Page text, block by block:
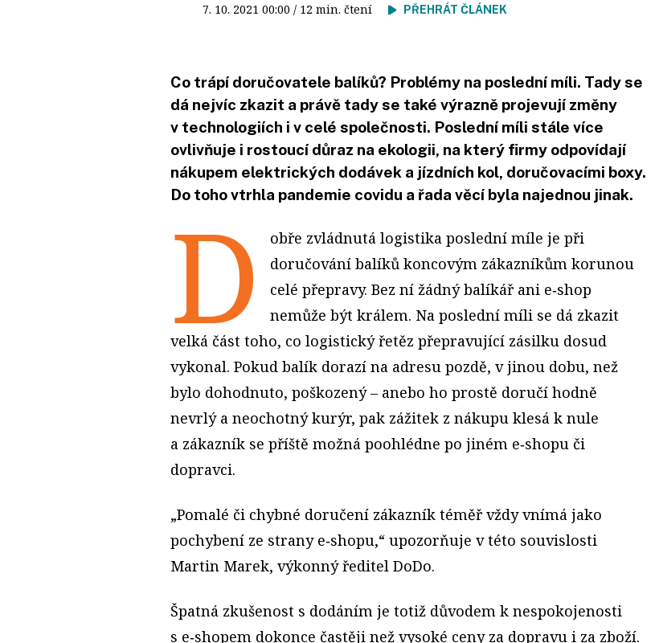
7. 10. 2021 00:00 / 12 min. čtení PŘEHRÁT ČLÁNEK
Co trápí doručovatele balíků? Problémy na poslední míli. Tady se
dá nejvíc zkazit a právě tady se také výrazně projevují změny
v technologiích i v celé společnosti. Poslední míli stále více
ovlivňuje i rostoucí důraz na ekologii, na který firmy odpovídají
nákupem elektrických dodávek a jízdních kol, doručovacími boxy.
Do toho vtrhla pandemie covidu a řada věcí byla najednou jinak.
D
obře zvládnutá logistika poslední míle je při
doručování balíků koncovým zákazníkům korunou
celé přepravy. Bez ní žádný balíkář ani e‑shop
nemůže být králem. Na poslední míli se dá zkazit
velká část toho, co logistický řetěz přepravující zásilku dosud
vykonal. Pokud balík dorazí na adresu pozdě, v jinou dobu, než
bylo dohodnuto, poškozený – anebo ho prostě doručí hodně
nevrlý a neochotný kurýr, pak zážitek z nákupu klesá k nule
a zákazník se příště možná poohlédne po jiném e‑shopu či
dopravci.
„Pomalé či chybné doručení zákazník téměř vždy vnímá jako
pochybení ze strany e‑shopu,“ upozorňuje v této souvislosti
Martin Marek, výkonný ředitel DoDo.
Špatná zkušenost s dodáním je totiž důvodem k nespokojenosti
s e‑shopem dokonce častěji než vysoké ceny za dopravu i za zboží.